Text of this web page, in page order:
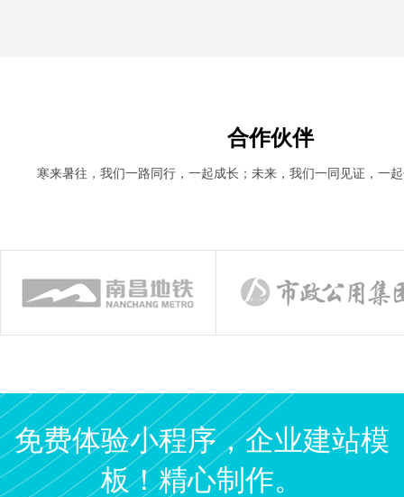
合作伙伴
寒来暑往，我们一路同行，一起成长；未来，我们一同见证，一
免费体验小程序，企业建站模
板！精心制作。